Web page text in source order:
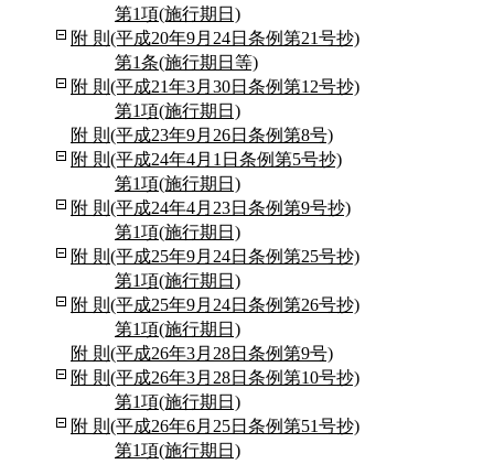
第1項(施行期日)
附 則(平成20年9月24日条例第21号抄)
第1条(施行期日等)
附 則(平成21年3月30日条例第12号抄)
第1項(施行期日)
附 則(平成23年9月26日条例第8号)
附 則(平成24年4月1日条例第5号抄)
第1項(施行期日)
附 則(平成24年4月23日条例第9号抄)
第1項(施行期日)
附 則(平成25年9月24日条例第25号抄)
第1項(施行期日)
附 則(平成25年9月24日条例第26号抄)
第1項(施行期日)
附 則(平成26年3月28日条例第9号)
附 則(平成26年3月28日条例第10号抄)
第1項(施行期日)
附 則(平成26年6月25日条例第51号抄)
第1項(施行期日)